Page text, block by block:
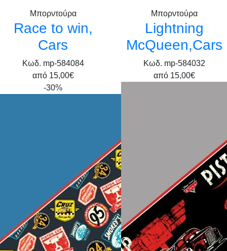
Μπορντούρα
Race to win,
Cars
Κωδ. mp-584084
από 15,00€
Μπορντούρα
Lightning
McQueen,Cars
Κωδ. mp-584032
από 15,00€
-30%